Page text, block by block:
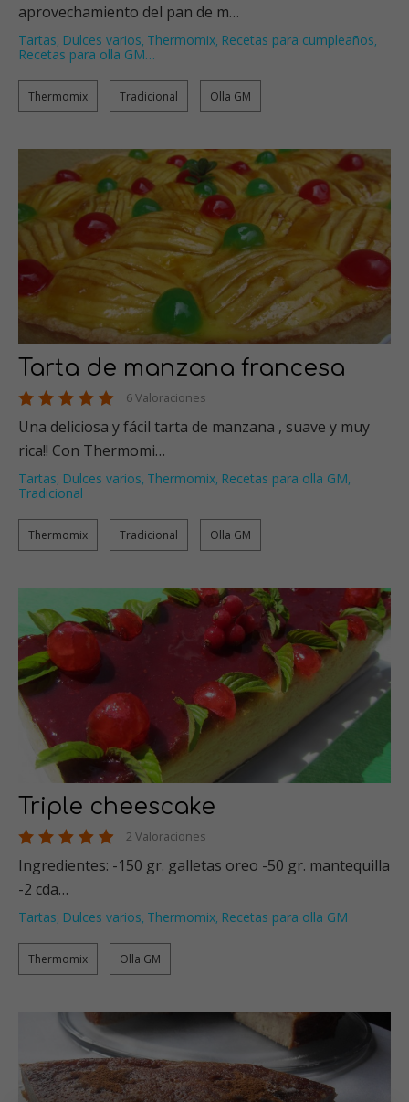
aprovechamiento del pan de m…
Tartas, Dulces varios, Thermomix, Recetas para cumpleaños,
Recetas para olla GM…
Thermomix Tradicional Olla GM
Tarta de manzana francesa
6 Valoraciones
Una deliciosa y fácil tarta de manzana , suave y muy
rica!! Con Thermomi…
Tartas, Dulces varios, Thermomix, Recetas para olla GM,
Tradicional
Thermomix Tradicional Olla GM
Triple cheescake
2 Valoraciones
Ingredientes: -150 gr. galletas oreo -50 gr. mantequilla
-2 cda…
Tartas, Dulces varios, Thermomix, Recetas para olla GM
Thermomix Olla GM